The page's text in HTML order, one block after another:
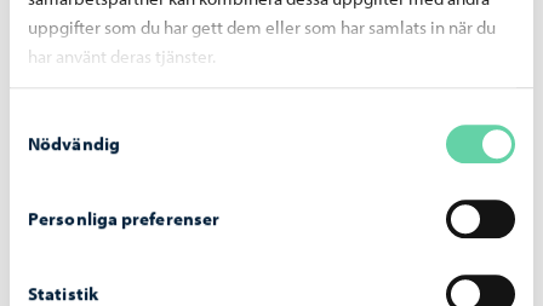
uppgifter som du har gett dem eller som har samlats in när du
har använt deras tjänster.
Nödvändig
Personliga preferenser
Statistik
Damernas gula och herrarnas blå omklädningsrum är